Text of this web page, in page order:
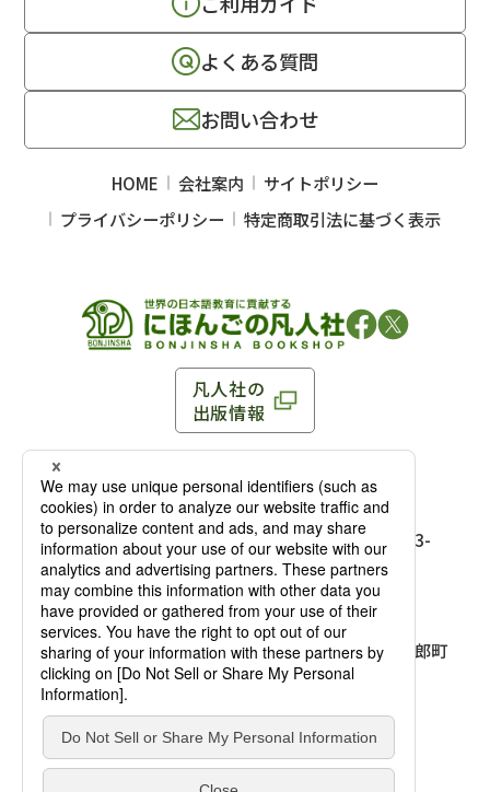
凡人社の
出版情報
〒102-0093 東京都千代田区平河町 1-3-13 8F
TEL：03-3263-3959／FAX：03-3263-3116
麹町店
〒102-0093 東京都千代田区平河町1-3-
13 8F［アクセス］
TEL：03-3239-8673／FAX：03-3263-
3116
大阪店
〒541-0056 大阪府大阪市中央区久太郎町
4-2-10
大西ビルディング 1階［
TEL：06-4256-2684／FAX：03-6733-
7887
よくある質問
お問い合わせ
HOME 会社案内
サイトポリシー
プライバシーポリシー
特定商取引法に基づく表示